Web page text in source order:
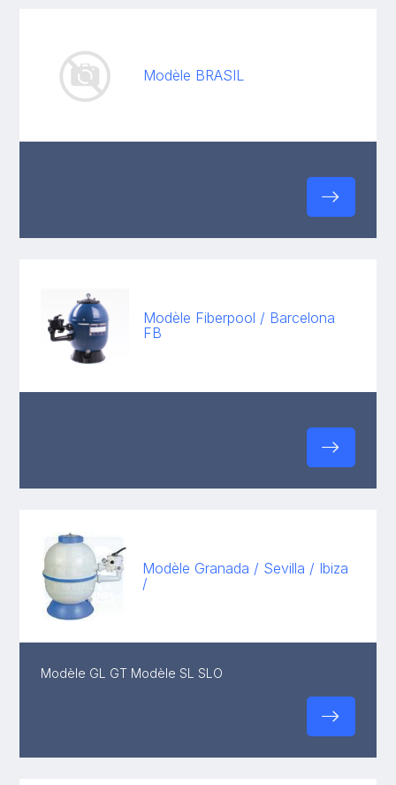
Modèle BRASIL
Modèle Fiberpool / Barcelona
FB
Modèle Granada / Sevilla / Ibiza
/
Modèle GL GT Modèle SL SLO